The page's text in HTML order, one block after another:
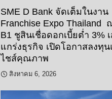
SME D Bank จัดเต็มในงาน
Franchise Expo Thailand
B1 ชูสินเชื่อดอกเบี้ยต่ำ 3%
แกร่งธุรกิจ เปิดโอกาสลงทุ
ไชส์คุณภาพ
สิงหาคม 6, 2026